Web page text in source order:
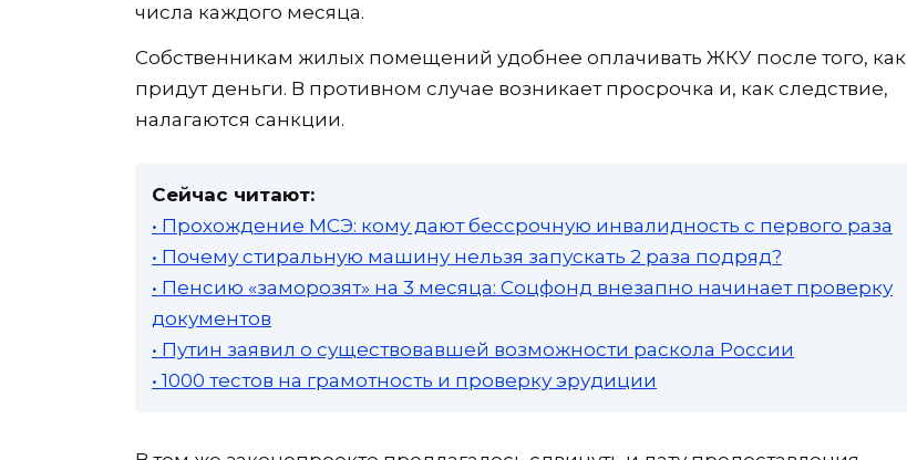
числа каждого месяца.
Собственникам жилых помещений удобнее оплачивать ЖКУ после того, как
придут деньги. В противном случае возникает просрочка и, как следствие,
налагаются санкции.
Сейчас читают:
• Прохождение МСЭ: кому дают бессрочную инвалидность с первого раза
• Почему стиральную машину нельзя запускать 2 раза подряд?
• Пенсию «заморозят» на 3 месяца: Соцфонд внезапно начинает проверку
документов
• Путин заявил о существовавшей возможности раскола России
• 1000 тестов на грамотность и проверку эрудиции